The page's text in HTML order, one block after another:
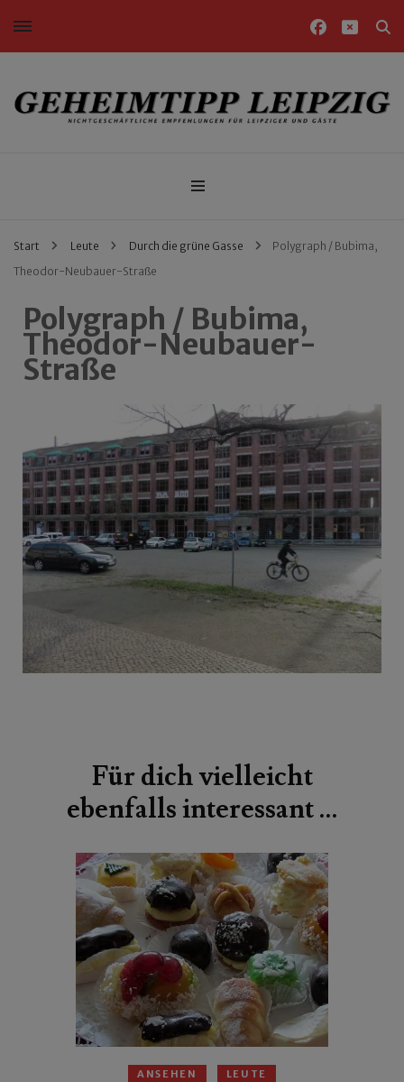
Nichtgeschäftliche Empfehlungen für Leipziger und Gäste
Start Leute Durch die grüne Gasse
Polygraph / Bubima,
Theodor-Neubauer-Straße
Polygraph / Bubima,
Theodor-Neubauer-
Straße
Für dich vielleicht
ebenfalls interessant …
ANSEHEN LEUTE